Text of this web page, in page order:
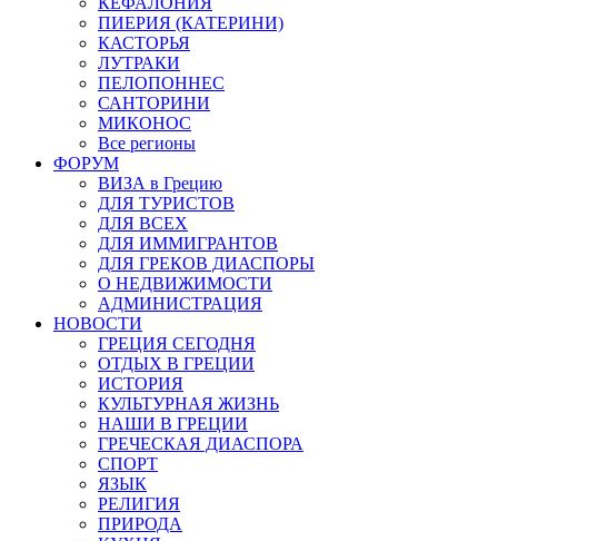
ПИЕРИЯ (КАТЕРИНИ)
КАСТОРЬЯ
ЛУТРАКИ
ПЕЛОПОННЕС
САНТОРИНИ
МИКОНОС
Все регионы
ФОРУМ
ВИЗА в Грецию
ДЛЯ ТУРИСТОВ
ДЛЯ ВСЕХ
ДЛЯ ИММИГРАНТОВ
ДЛЯ ГРЕКОВ ДИАСПОРЫ
О НЕДВИЖИМОСТИ
АДМИНИСТРАЦИЯ
НОВОСТИ
ГРЕЦИЯ СЕГОДНЯ
ОТДЫХ В ГРЕЦИИ
ИСТОРИЯ
КУЛЬТУРНАЯ ЖИЗНЬ
НАШИ В ГРЕЦИИ
ГРЕЧЕСКАЯ ДИАСПОРА
СПОРТ
ЯЗЫК
РЕЛИГИЯ
ПРИРОДА